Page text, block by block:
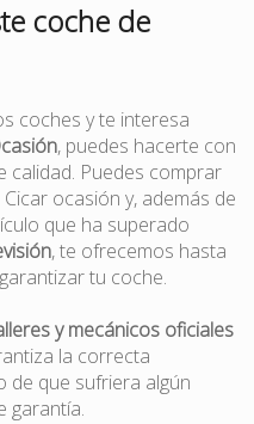
coche de
coches y te interesa
, puedes hacerte con
calidad. Puedes comprar
ocasión y, además de
que ha superado
, te ofrecemos hasta
tu coche.
y mecánicos oficiales
la correcta
de que sufriera algún
garantía.